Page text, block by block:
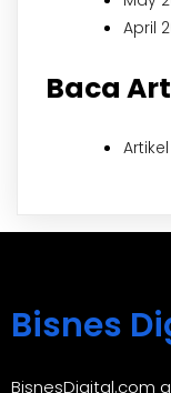
April
Baca
Bisnes
BisnesDigital.com